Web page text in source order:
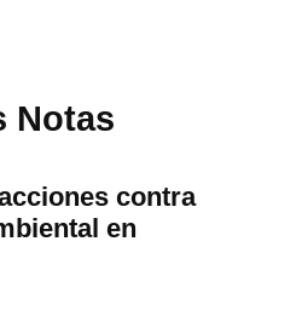
Notas
contra
en